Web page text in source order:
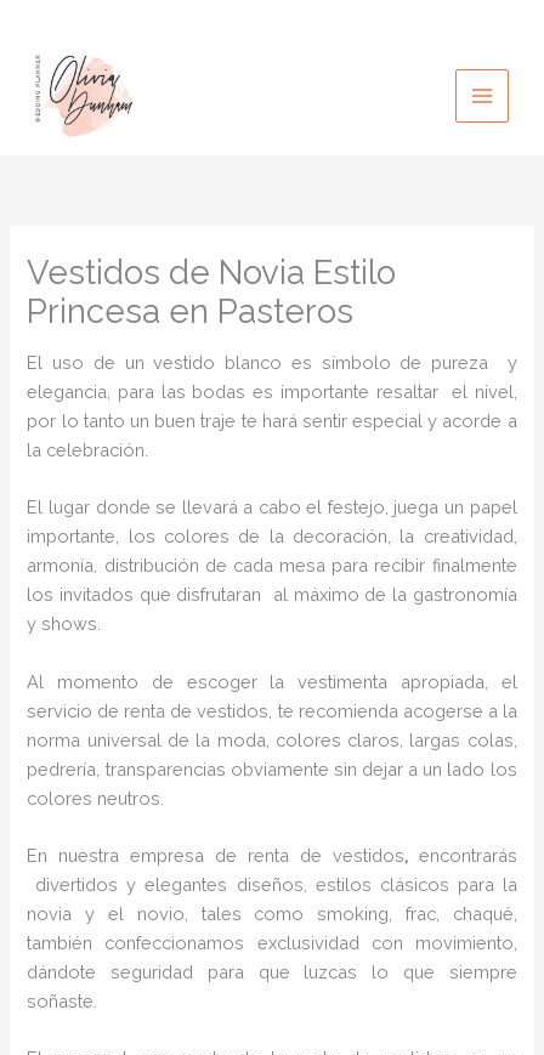
contenido
Vestidos de Novia Estilo
Princesa en Pasteros
El uso de un vestido blanco es símbolo de pureza y
elegancia, para las bodas es importante resaltar el nivel,
por lo tanto un buen traje te hará sentir especial y acorde a
la celebración.
El lugar donde se llevará a cabo el festejo, juega un papel
importante, los colores de la decoración, la creatividad,
armonía, distribución de cada mesa para recibir finalmente
los invitados que disfrutaran al máximo de la gastronomía
y shows.
Al momento de escoger la vestimenta apropiada, el
servicio de renta de vestidos, te recomienda acogerse a la
norma universal de la moda, colores claros, largas colas,
pedrería, transparencias obviamente sin dejar a un lado los
colores neutros.
En nuestra empresa de renta de vestidos, encontrarás
divertidos y elegantes diseños, estilos clásicos para la
novia y el novio, tales como smoking, frac, chaqué,
también confeccionamos exclusividad con movimiento,
dándote seguridad para que luzcas lo que siempre
soñaste.